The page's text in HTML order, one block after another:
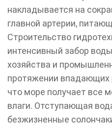
накладывается на
главной артерии,
Строительство
интенсивный забор
хозяйства и
протяжении впадающих
что море получает все
влаги. Отступающая
безжизненные